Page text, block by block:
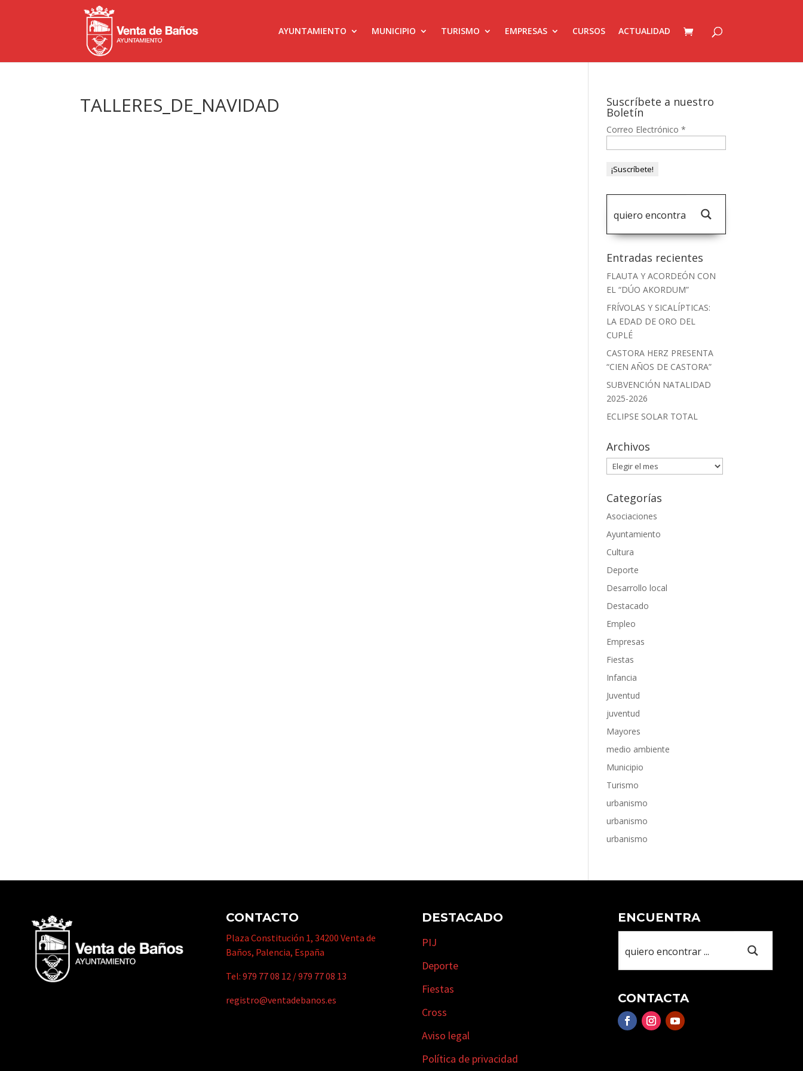
AYUNTAMIENTO MUNICIPIO TURISMO EMPRESAS CURSOS ACTUALIDAD
TALLERES_DE_NAVIDAD Suscríbete a nuestro
Boletín
Correo Electrónico*
Entradas recientes
FLAUTA Y ACORDEÓN CON
EL “DÚO AKORDUM”
FRÍVOLAS Y SICALÍPTICAS:
LA EDAD DE ORO DEL
CUPLÉ
CASTORA HERZ PRESENTA
“CIEN AÑOS DE CASTORA”
SUBVENCIÓN NATALIDAD
2025-2026
ECLIPSE SOLAR TOTAL
Archivos
Archivos
Categorías
Asociaciones
Ayuntamiento
Cultura
Deporte
Desarrollo local
Destacado
Empleo
Empresas
Fiestas
Infancia
Juventud
juventud
Mayores
medio ambiente
Municipio
Turismo
urbanismo
urbanismo
urbanismo
CONTACTO
Plaza Constitución 1, 34200 Venta de
Baños, Palencia, España
Tel:979 77 08 12 /979 77 08 13
registro@ventadebanos.es
DESTACADO
PIJ
Deporte
Fiestas
Cross
Aviso legal
Política de privacidad
ENCUENTRA
CONTACTA